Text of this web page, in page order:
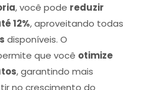
, você pode reduzir
12%, aproveitando todas
disponíveis. O
que você otimize
, garantindo mais
no crescimento do